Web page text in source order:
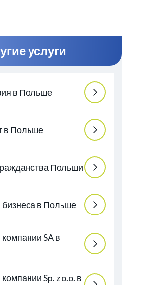
услуги
в Польше
в Польше
Польши
бизнеса в Польше
SA в
Sp. z o.o. в